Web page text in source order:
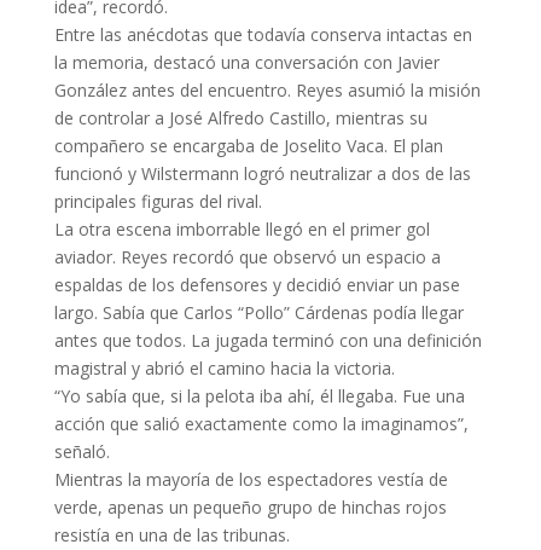
idea”, recordó.
Entre las anécdotas que todavía conserva intactas en
la memoria, destacó una conversación con Javier
González antes del encuentro. Reyes asumió la misión
de controlar a José Alfredo Castillo, mientras su
compañero se encargaba de Joselito Vaca. El plan
funcionó y Wilstermann logró neutralizar a dos de las
principales figuras del rival.
La otra escena imborrable llegó en el primer gol
aviador. Reyes recordó que observó un espacio a
espaldas de los defensores y decidió enviar un pase
largo. Sabía que Carlos “Pollo” Cárdenas podía llegar
antes que todos. La jugada terminó con una definición
magistral y abrió el camino hacia la victoria.
“Yo sabía que, si la pelota iba ahí, él llegaba. Fue una
acción que salió exactamente como la imaginamos”,
señaló.
Mientras la mayoría de los espectadores vestía de
verde, apenas un pequeño grupo de hinchas rojos
resistía en una de las tribunas.